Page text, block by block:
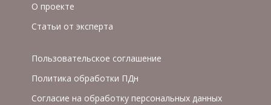
О проекте
Статьи от эксперта
Пользовательское соглашение
Политика обработки ПДн
Согласие на обработку персональных данных